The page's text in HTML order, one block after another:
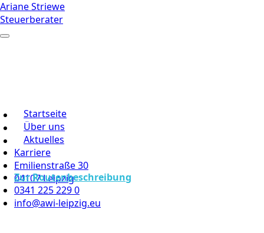
Ariane Striewe
Steuerberater
Startseite
Über uns
Aktuelles
Karriere
Emilienstraße 30
04107 Leipzig
Zur Routenbeschreibung
0341 225 229 0
info@awi-leipzig.eu